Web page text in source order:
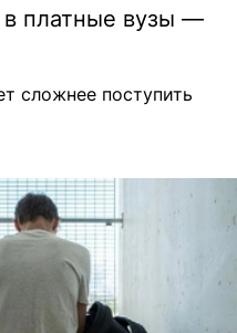
в платные вузы —
сложнее поступить